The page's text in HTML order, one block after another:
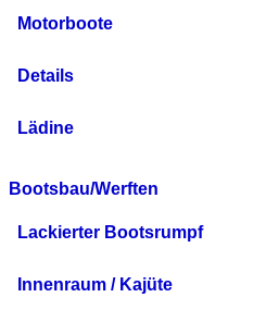
Motorboote
Details
Lädine
Bootsbau/Werften
Lackierter Bootsrumpf
Innenraum / Kajüte